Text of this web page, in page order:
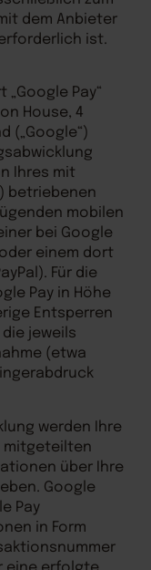
dem Anbieter
ist.
Pay“
House, 4
(„Google“)
Ihres mit
betriebenen
mobilen
bei Google
einem dort
Für die
Pay in Höhe
Entsperren
jeweils
(etwa
werden Ihre
mitgeteilten
über Ihre
Google
Pay
in Form